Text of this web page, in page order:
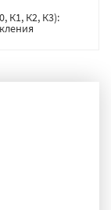
К1, К2, К3):